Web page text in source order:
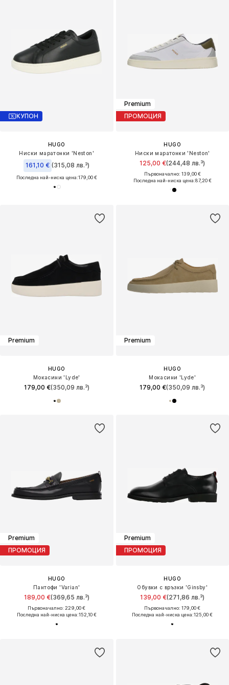
КУПОН
HUGO
Ниски маратонки 'Neston'
161,10 € (315,08 лв.³)
Последна най-ниска цена:179,00 €
Premium
ПРОМОЦИЯ
HUGO
Ниски маратонки 'Neston'
125,00 €(244,48 лв.³)
Първоначално: 139,00 €
Последна най-ниска цена:87,20 €
Premium
HUGO
Мокасини 'Lyde'
179,00 €(350,09 лв.³)
Premium
HUGO
Мокасини 'Lyde'
179,00 €(350,09 лв.³)
Premium
ПРОМОЦИЯ
HUGO
Пантофи 'Varian'
189,00 €(369,65 лв.³)
Първоначално: 229,00 €
Последна най-ниска цена:152,10 €
Premium
ПРОМОЦИЯ
HUGO
Обувки с връзки 'Ginsby'
139,00 €(271,86 лв.³)
Първоначално: 179,00 €
Последна най-ниска цена:125,00 €